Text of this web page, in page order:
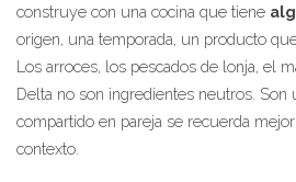
construye con una cocina que tiene
origen, una temporada, un producto
Los arroces, los pescados de lonja, el
Delta no son ingredientes neutros. Son
compartido en pareja se recuerda
contexto.